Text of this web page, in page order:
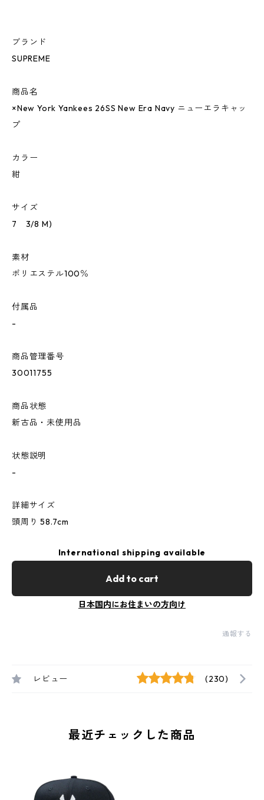
ブランド
SUPREME
商品名
×New York Yankees 26SS New Era Navy ニューエラキャッ
プ
カラー
紺
サイズ
7 3/8 M)
素材
ポリエステル100％
付属品
-
商品管理番号
30011755
商品状態
新古品・未使用品
状態説明
-
詳細サイズ
頭周り 58.7cm
International shipping available
Add to cart
日本国内にお住まいの方向け
通報する
レビュー (230)
最近チェックした商品